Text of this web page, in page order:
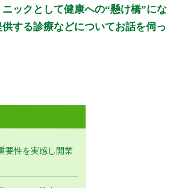
ックとして健康への“懸け橋”にな
する診療などについてお話を伺っ
要性を実感し開業